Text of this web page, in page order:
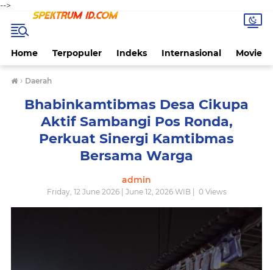
-->
Home Terpopuler Indeks Internasional Movie
› Daerah
Bhabinkamtibmas Desa Cikupa
Aktif Sambangi Pos Ronda,
Perkuat Sinergi Kamtibmas
Bersama Warga
admin
Friday, 12 June 2026 | June 12, 2026 WIB | 0Views